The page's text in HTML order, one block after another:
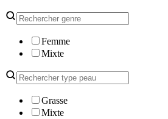
Femme
Mixte
Grasse
Mixte